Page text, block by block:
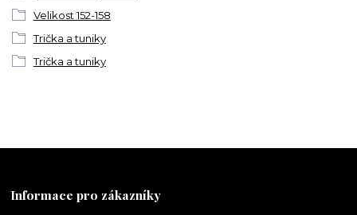
Velikost 152-158
Trička a tuniky
Trička a tuniky
Informace pro zákazníky